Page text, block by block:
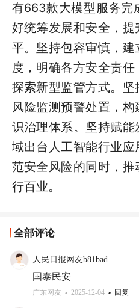
有663款大模型服务完
好统筹发展和安全，
平。坚持包容审慎，建
度，明确各方安全责任
探索新型监管方式。
风险监测预警处置，
识治理体系。坚持赋
域出台人工智能行业
范安全风险的同时，
行百业。
全部评论
人民日报网友b81bad
国泰民安
广东网友 2025-12-04 回复